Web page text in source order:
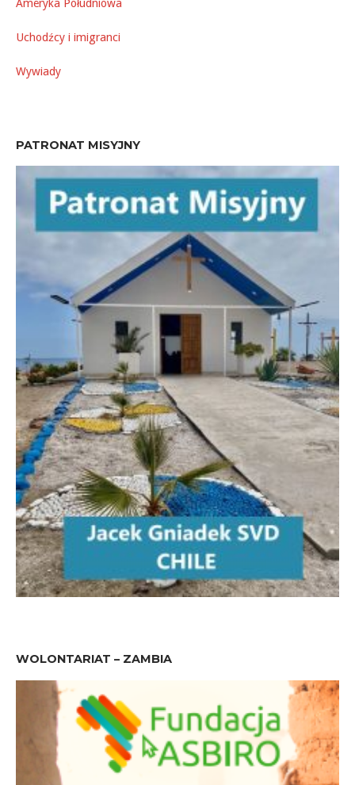
Ameryka Południowa
Uchodźcy i imigranci
Wywiady
PATRONAT MISYJNY
WOLONTARIAT – ZAMBIA